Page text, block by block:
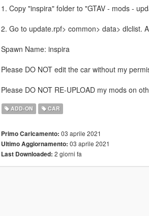
1. Copy "inspira" folder to "GTAV - mods -
2. Go to update.rpf> common> data> dlclist.
Spawn Name: inspira
Please DO NOT edit the car without my
Please DO NOT RE-UPLOAD my mods on
ADD-ON CAR
Primo Caricamento: 03 aprile 2021
Ultimo Aggiornamento: 03 aprile 2021
Last Downloaded: 2 giorni fa